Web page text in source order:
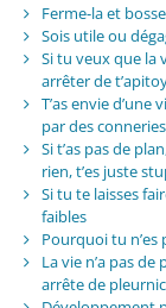
Ferme-la et
Sois utile ou
Si tu veux que la
arrêter de
T’as envie
par des
Si t’as pas de
rien, t’es juste
Si tu te laisses
faibles
Pourquoi tu
La vie n’a pas
arrête de